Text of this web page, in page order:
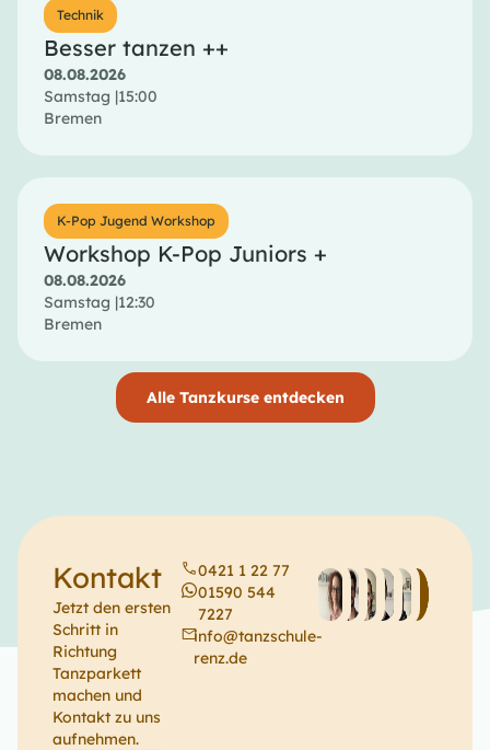
Technik
Besser tanzen ++
08.08.2026
Samstag |15:00
Bremen
K-Pop Jugend Workshop
Workshop K-Pop Juniors +
08.08.2026
Samstag |12:30
Bremen
Alle Tanzkurse entdecken
Kontakt
Jetzt den ersten
Schritt in
Richtung
Tanzparkett
machen und
Kontakt zu uns
aufnehmen.
0421 1 22 77
01590 544
7227
info@tanzschule-
renz.de